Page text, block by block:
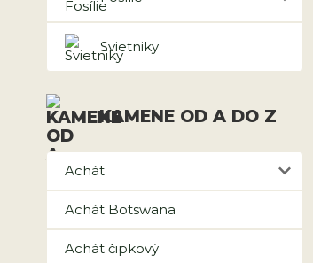
Svietniky
KAMENE OD A DO Z
Achát
Achát Botswana
Achát čipkový